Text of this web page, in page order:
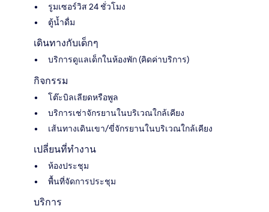
รูมเซอร์วิส 24 ชั่วโมง
ตู้น้ำดื่ม
เดินทางกับเด็กๆ
บริการดูแลเด็กในห้องพัก (คิดค่าบริการ)
กิจกรรม
โต๊ะบิลเลียดหรือพูล
บริการเช่าจักรยานในบริเวณใกล้เคียง
เส้นทางเดินเขา/ขี่จักรยานในบริเวณใกล้เคียง
เปลี่ยนที่ทำงาน
ห้องประชุม
พื้นที่จัดการประชุม
บริการ